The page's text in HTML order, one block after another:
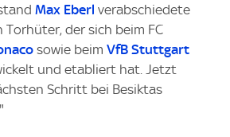
Max Eberl verabschiedete
der sich beim FC
sowie beim VfB Stuttgart
und etabliert hat. Jetzt
Schritt bei Besiktas